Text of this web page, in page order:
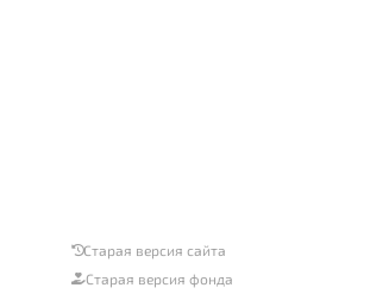
Старая версия сайта
Старая версия фонда